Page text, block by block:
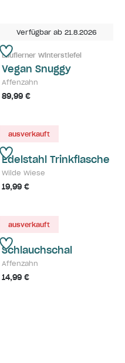
Verfügbar ab 21.8.2026
Lauflerner Winterstiefel
Vegan Snuggy
Affenzahn
89,99 €
ausverkauft
Edelstahl Trinkflasche
Wilde Wiese
19,99 €
ausverkauft
Schlauchschal
Affenzahn
14,99 €